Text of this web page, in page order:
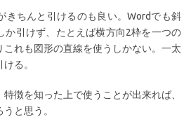
きちんと引けるのも良い。Wordでも斜
か引けず、たとえば横方向2枠を一つの
れも図形の直線を使うしかない。一太
る。
徴を知った上で使うことが出来れば、
と思う。